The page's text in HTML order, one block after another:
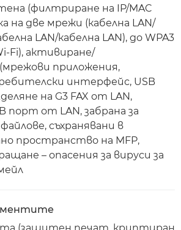
(филтриране на IP/MAC
на две мрежи (кабелна LAN/
LAN/кабелна LAN), до WPA3
Fi), активиране/
приложения,
интерфейс, USB
на G3 FAX от LAN,
порт от LAN, забрана за
съхранявани в
пространство на MFP,
– опасения за вируси за